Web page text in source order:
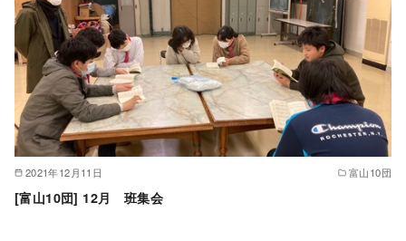
2021年12月11日 富山10団
[富山10団] 12月 班集会